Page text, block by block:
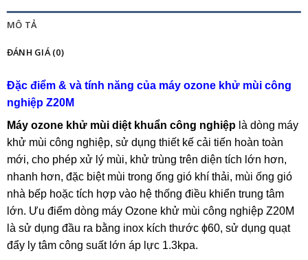
MÔ TẢ
ĐÁNH GIÁ (0)
Đặc điểm & và tính năng của máy ozone khử mùi công
nghiệp Z20M
Máy ozone khử mùi diệt khuẩn công nghiệp là dòng máy
khử mùi công nghiệp, sử dụng thiết kế cải tiến hoàn toàn
mới, cho phép xử lý mùi, khử trùng trên diện tích lớn hơn,
nhanh hơn, đặc biệt mùi trong ống gió khí thải, mùi ống gió
nhà bếp hoặc tích hợp vào hệ thống điều khiển trung tâm
lớn. Ưu điểm dòng máy Ozone khử mùi công nghiệp Z20M
là sử dụng đầu ra bằng inox kích thước ϕ60, sử dụng quạt
đẩy ly tâm công suất lớn áp lực 1.3kpa.